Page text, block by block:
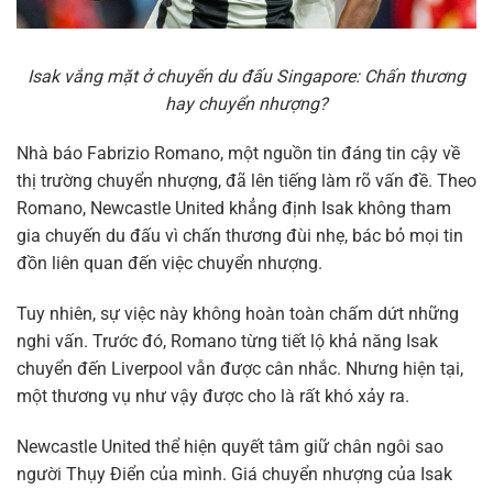
Isak vắng mặt ở chuyến du đấu Singapore: Chấn thương
hay chuyển nhượng?
Nhà báo Fabrizio Romano, một nguồn tin đáng tin cậy về
thị trường chuyển nhượng, đã lên tiếng làm rõ vấn đề. Theo
Romano, Newcastle United khẳng định Isak không tham
gia chuyến du đấu vì chấn thương đùi nhẹ, bác bỏ mọi tin
đồn liên quan đến việc chuyển nhượng.
Tuy nhiên, sự việc này không hoàn toàn chấm dứt những
nghi vấn. Trước đó, Romano từng tiết lộ khả năng Isak
chuyển đến Liverpool vẫn được cân nhắc. Nhưng hiện tại,
một thương vụ như vậy được cho là rất khó xảy ra.
Newcastle United thể hiện quyết tâm giữ chân ngôi sao
người Thụy Điển của mình. Giá chuyển nhượng của Isak